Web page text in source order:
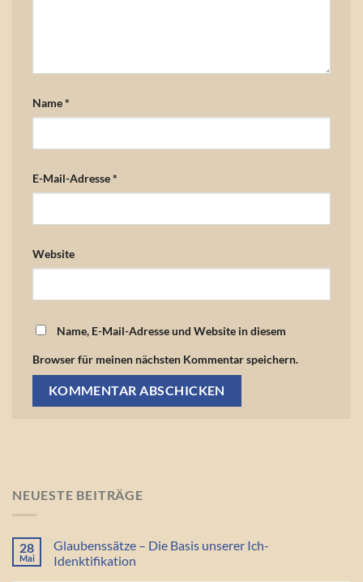
NEUESTE BEITRÄGE
28
Mai
Glaubenssätze – Die Basis unserer Ich-
Idenktifikation
Name*
E-Mail-Adresse*
Website
Name, E-Mail-Adresse und Website in diesem
Browser für meinen nächsten Kommentar speichern.